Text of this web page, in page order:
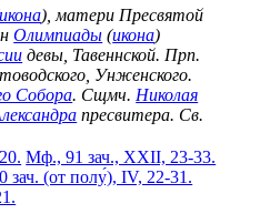
икона), матери Пресвятой
Олимпиады (икона)
девы, Тавеннской. Прп.
Унженского.
Собора. Сщмч. Николая
пресвитера. Св.
Мф., 91 зач., XXII, 23-33.
зач. (от полу́), IV, 22-31.